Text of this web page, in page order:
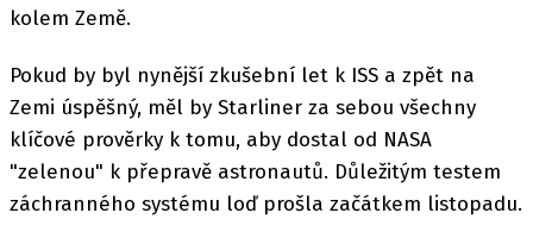
kolem Země.
Pokud by byl nynější zkušební let k ISS a zpět na
Zemi úspěšný, měl by Starliner za sebou všechny
klíčové prověrky k tomu, aby dostal od NASA
"zelenou" k přepravě astronautů. Důležitým testem
záchranného systému loď prošla začátkem listopadu.